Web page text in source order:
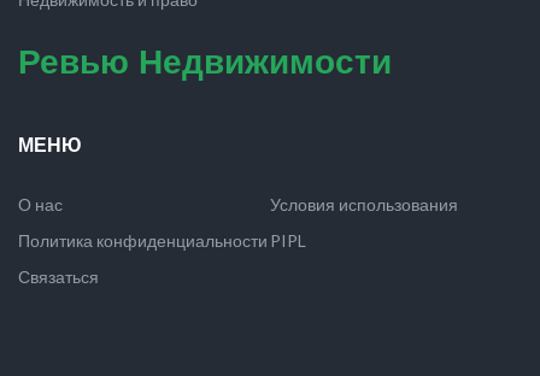
Ревью Недвижимости
МЕНЮ
О нас
Условия использования
Политика конфиденциальности PIPL
Связаться